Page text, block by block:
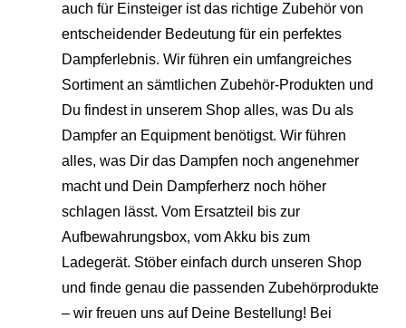
auch für Einsteiger ist das richtige Zubehör von
entscheidender Bedeutung für ein perfektes
Dampferlebnis. Wir führen ein umfangreiches
Sortiment an sämtlichen Zubehör-Produkten und
Du findest in unserem Shop alles, was Du als
Dampfer an Equipment benötigst. Wir führen
alles, was Dir das Dampfen noch angenehmer
macht und Dein Dampferherz noch höher
schlagen lässt. Vom Ersatzteil bis zur
Aufbewahrungsbox, vom Akku bis zum
Ladegerät. Stöber einfach durch unseren Shop
und finde genau die passenden Zubehörprodukte
– wir freuen uns auf Deine Bestellung! Bei